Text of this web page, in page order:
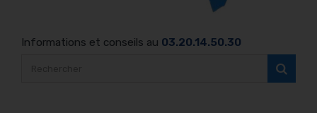
Informations et conseils au 03.20.14.50.30